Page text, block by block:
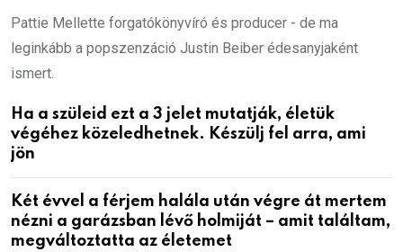
Pattie Mellette forgatókönyvíró és producer - de ma
leginkább a popszenzáció Justin Beiber édesanyjaként
ismert.
Ha a szüleid ezt a 3 jelet mutatják, életük
végéhez közeledhetnek. Készülj fel arra, ami
jön
Két évvel a férjem halála után végre át mertem
nézni a garázsban lévő holmiját – amit találtam,
megváltoztatta az életemet